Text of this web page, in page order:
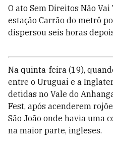
O ato Sem Direitos Não
estação Carrão do metrô
dispersou seis horas
Na quinta-feira (19),
entre o Uruguai e a
detidas no Vale do
Fest, após acenderem
São João onde havia uma
na maior parte, ingleses.